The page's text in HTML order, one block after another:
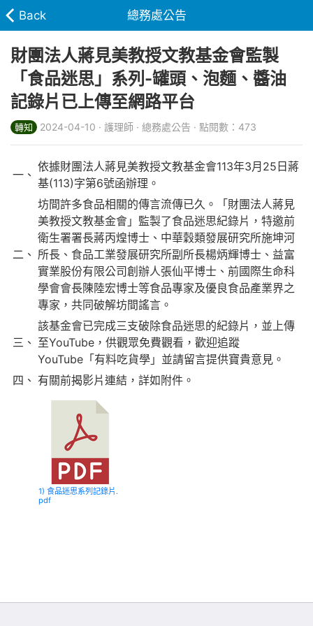
Back 總務處公告
財團法人蔣見美教授文教基金會監製
「食品迷思」系列-罐頭、泡麵、醬油
記錄片已上傳至網路平台
轉知 2024-04-10 · 護理師 · 總務處公告 · 點閱數：473
一、
依據財團法人蔣見美教授文教基金會113年3月25日蔣
基(113)字第6號函辦理。
二、
坊間許多食品相關的傳言流傳已久。「財團法人蔣見
美教授文教基金會」監製了食品迷思紀錄片，特邀前
衛生署署長蔣丙煌博士、中華穀類發展研究所施坤河
所長、食品工業發展研究所副所長楊炳輝博士、益富
實業股份有限公司創辦人張仙平博士、前國際生命科
學會會長陳陸宏博士等食品專家及優良食品產業界之
專家，共同破解坊間謠言。
三、
該基金會已完成三支破除食品迷思的紀錄片，並上傳
至YouTube，供觀眾免費觀看，歡迎追蹤
YouTube「有料吃貨學」並請留言提供寶貴意見。
四、 有關前揭影片連結，詳如附件。
1) 食品迷思系列記錄片.
pdf